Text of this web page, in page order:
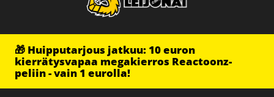
🎁 Huipputarjous jatkuu: 10 euron
kierrätysvapaa megakierros Reactoonz-
peliin - vain 1 eurolla!